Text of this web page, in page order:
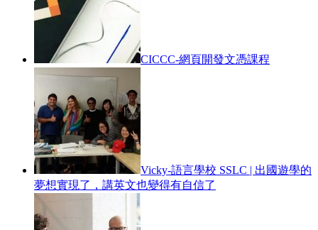
CICCC-網頁開發文憑課程
Vicky-語言學校 SSLC | 出國遊學的
夢想實現了，講英文也變得有自信了